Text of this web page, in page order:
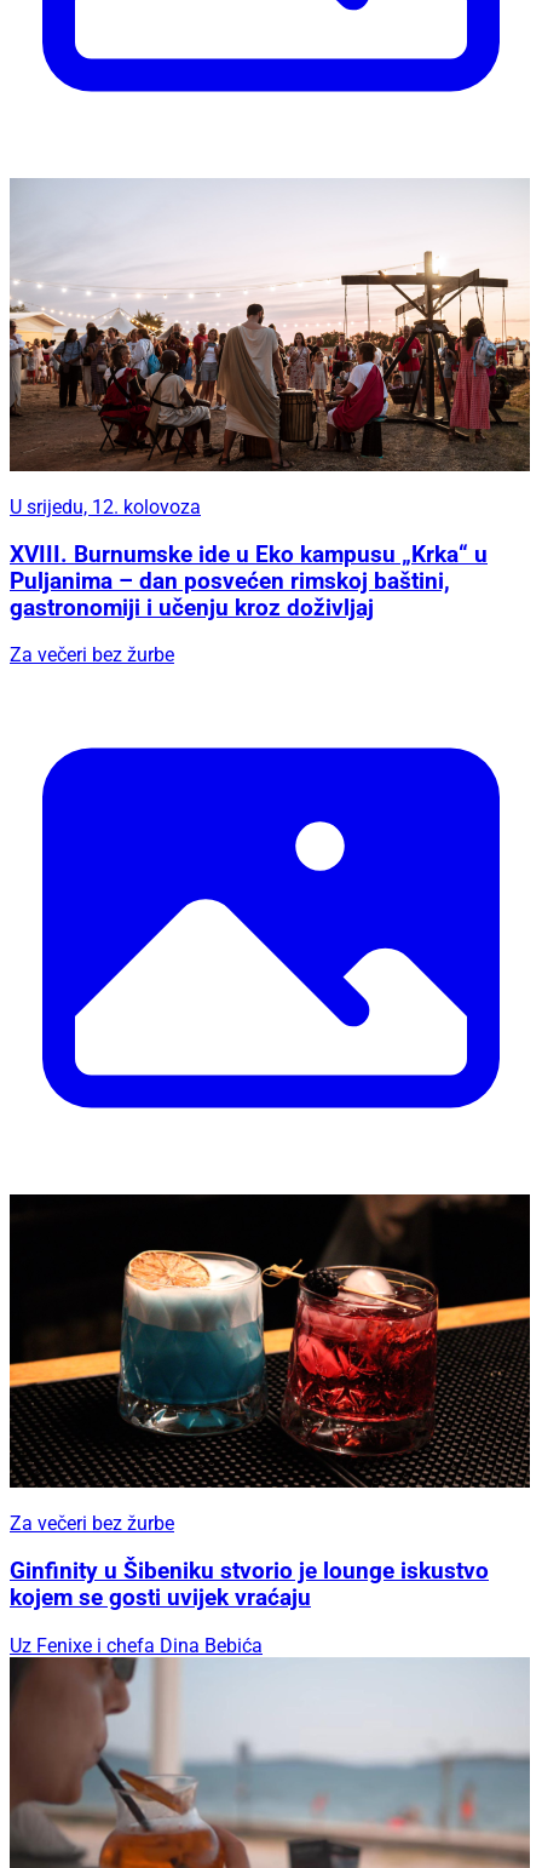
U srijedu, 12. kolovoza
XVIII. Burnumske ide u Eko kampusu „Krka“ u
Puljanima – dan posvećen rimskoj baštini,
gastronomiji i učenju kroz doživljaj
Za večeri bez žurbe
Za večeri bez žurbe
Ginfinity u Šibeniku stvorio je lounge iskustvo
kojem se gosti uvijek vraćaju
Uz Fenixe i chefa Dina Bebića